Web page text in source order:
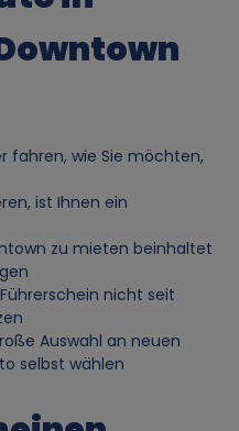
fahren, wie Sie möchten,
ist Ihnen ein
zu mieten beinhaltet
nicht seit
Auswahl an neuen
selbst wählen